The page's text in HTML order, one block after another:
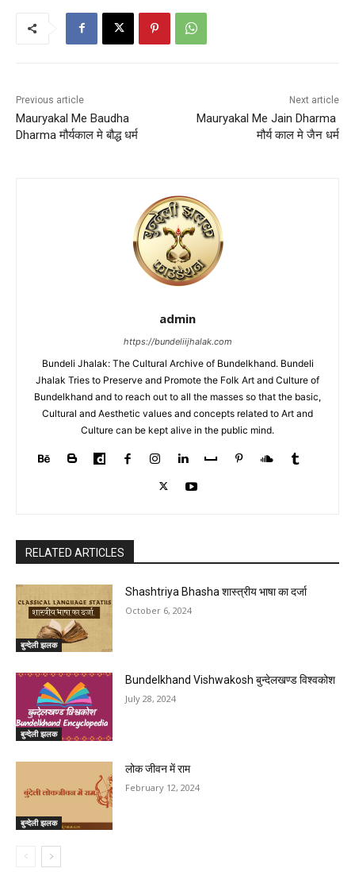
Previous article
Mauryakal Me Baudha
Dharma मौर्यकाल मे बौद्ध धर्म
Next article
Mauryakal Me Jain Dharma
मौर्य काल मे जैन धर्म
admin
https://bundeliijhalak.com
Bundeli Jhalak: The Cultural Archive of Bundelkhand. Bundeli
Jhalak Tries to Preserve and Promote the Folk Art and Culture of
Bundelkhand and to reach out to all the masses so that the basic,
Cultural and Aesthetic values and concepts related to Art and
Culture can be kept alive in the public mind.
RELATED ARTICLES
बुन्देली झलक
Shashtriya Bhasha शास्त्रीय भाषा का दर्जा
October 6, 2024
बुन्देली झलक
Bundelkhand Vishwakosh बुन्देलखण्ड विश्वकोश
July 28, 2024
बुन्देली झलक
लोक जीवन में राम
February 12, 2024